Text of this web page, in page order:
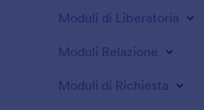
Moduli di Liberatoria
Moduli Relazione
Moduli di Richiesta